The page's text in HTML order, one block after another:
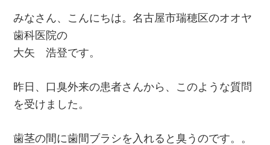
e
みなさん、こんにちは。名古屋市瑞穂区のオオヤ
歯科医院の
大矢 浩登です。
昨日、口臭外来の患者さんから、このような質問
を受けました。
歯茎の間に歯間ブラシを入れると臭うのです。。